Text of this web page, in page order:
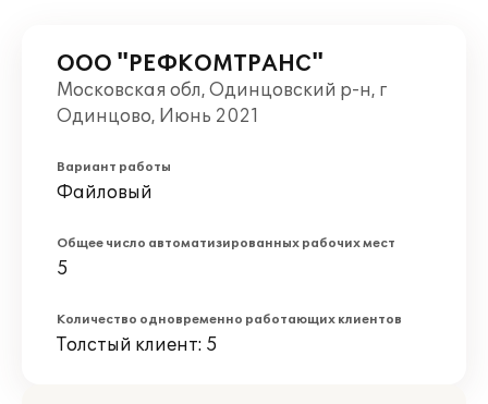
ООО "РЕФКОМТРАНС"
Московская обл, Одинцовский р-н, г
Одинцово, Июнь 2021
Вариант работы
Файловый
Общее число автоматизированных рабочих мест
5
Количество одновременно работающих клиентов
Толстый клиент: 5